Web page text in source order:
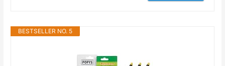
BESTSELLER NO. 5